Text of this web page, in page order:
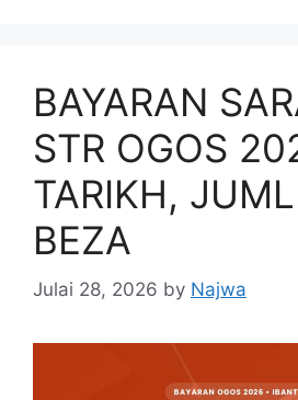
BAYARAN
STR OGOS
TARIKH,
BEZA
Julai 28, 2026 by Najwa